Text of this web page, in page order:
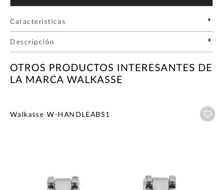
Características
Descripción
OTROS PRODUCTOS INTERESANTES DE
LA MARCA WALKASSE
Walkasse W-HANDLEABS1